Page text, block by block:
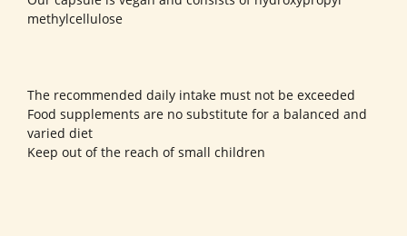
methylcellulose
The recommended daily intake must not be exceeded
Food supplements are no substitute for a balanced and
varied diet
Keep out of the reach of small children